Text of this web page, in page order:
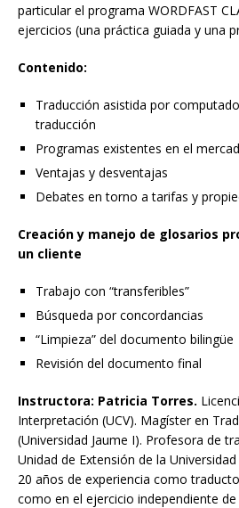
particular el programa WORDFAST
ejercicios (una práctica guiada y una
Contenido:
Traducción asistida por
traducción
Programas existentes en el
Ventajas y desventajas
Debates en torno a tarifas y
Creación y manejo de glosarios
un cliente
Trabajo con “transferibles”
Búsqueda por concordancias
“Limpieza” del documento bilingüe
Revisión del documento final
Instructora: Patricia Torres.
Interpretación (UCV). Magíster en
(Universidad Jaume I). Profesora de
Unidad de Extensión de la
20 años de experiencia como
como en el ejercicio independiente